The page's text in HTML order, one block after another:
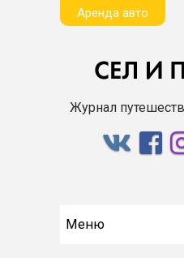
Aренда авто
Журнал
Меню